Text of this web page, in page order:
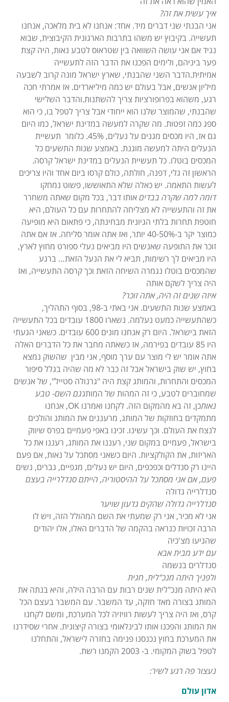
איך עשית את זה?
אני הבנתי שני דברים מיד. אחד: אנחנו לא בית מלאכה, אנחנו
תעשייה. בקיבוץ יש משהו בתרבות הארגונית הקיבוצית, שבוא
נגיד אם אני עושה השוואה בין שטראוס לטבע נאות, היה קצת
פער ביניהם, ולימים הפכנו את הדבר הזה לתעשייה
אמיתית.הדבר השני שהבנתי, שארץ ישראל מונה קרוב לשבעה
מיליון אנשים, אבל בעולם יש כמה מיליארדים. אז אמרתי חכה
רגע, משהוא בפרופורציות צריך להשתנות.והדבר השלישי
שהבנתי, שהמוצר שלנו הוא ייחודי אבל צריך לטפל בו, כי הוא
ספג כמה זפטות. מה שקרה למעשה במדינת ישראל, כמו היום
גם אז, היו מכסים מגנים על נעלים, 45%. כלומר תעשיית
הנעלים היתה למעשה מוגנת. באמצע שנות התשעים כל
המכסים בוטלו. כל תעשיית הנעלים במדינת ישראל קרסה.
הראשון זה גלי, דפנה, חולתה, כולם קרסו ביום אחד והיו צריכים
לעשות התאמה. יש כאלה שלא התאוששו, פשוט נמחקו
דומה למה שקרה בבדים אותו דבר, בכל מקום שאתה משחרר
את זה והתעשייה לא מצליחה להתחרות עם כל העולם, היא
חוטפת תחרות בלתי הגיונית מבחינתה, כי פתאום היא מופיעה
כמוצר יקר ב-40-50% יותר, ואז אתה אומר סליחה. אז אם אתה
זוכר את התופעה שאנשים היו מביאים נעלי ספורט מחוץ לארץ,
היו מביאים לך רשימות, תביא לי את הנעל הזאת… ברגע
שהמכסים בוטלו נגמרה השיחה הזאת וכך קרסה התעשייה, ואז
היה צריך לשקם אותה
איזה שנים זה היה, אתה זוכר?
באמצע שנות התשעים. אני באתי ב-98, בסוף התהליך,
כשהתעשייה כמעט נעלמה. נשארו 1800 עובדים בכל התעשייה
הזאת בישראל. היום רק אנחנו מונים 600 עובדים. כשאני הגעתי
היו 85 עובדים בפירמה, אז כשאתה מחבר את כל הדברים האלה
אתה אומר יש לי מוצר עם ערך מוסף, אני מבין שהשוק נמצא
בחוץ, יש שוק בישראל אבל זה כבר לא מה שהיה בגלל סיפור
המכסים והתחרות, והמותג קצת היה "גרנולה סטייל", של אנשים
שמחוברים לטבע, כי זה המהות של המותגגם השם- טבע
נאות
כן, זה בא מהמקום הזה. לקחנו ואמרנו OK, אנחנו
מתמקדים בחוזקות של המותג, מרעננים את המותג והולכים
לנצח את העולם. וכך עשינו. זכינו באפי פעמיים בפרס שיווק
בישראל, פעמיים במקום שני, רעננו את המותג, רעננו את כל
האריזות, את הקולקציות. היום כשאני מסתכל על נאות, אם פעם
היינו רק סנדלים וכפכפים, היום יש נעלים, מגפיים, גברים, נשים
פעם, אם אני מסתכל על ההיסטוריה, הייתם סנדלרייה בעצם
סנדלרייה גדולה
סנדלרייה גדולה שהקים גדעון שויער
אני לא מכיר, אני רק שמעתי את השם המהולל הזה, ויש לו
הרבה זכויות כנראה בהקמה של הדברים האלו, אלו יהודים
שהגיעו מצ'כיה
עם ידע מבית אבא
סנדלרים בנשמה
ולפניך היתה מנכ"לית, חגית
היא היתה מנכ"לית שנים רבות עם הרבה הילה, והיא בנתה את
המותג בצורה מאד חזקה, עד המשבר. עם המשבר בעצם הכל
קרס, ואז היה צריך לעשות רוויזיה לכל המערכת, ומשם לקחנו
את המותג והפכנו אותו לבינלאומי בצורה קיצונית. אחרי שסידרנו
את המערכת בחוץ נכנסנו פנימה בחזרה לישראל, והתחלנו
לטפל בשוק המקומי. ב- 2003 הקמנו רשת.
נעצור פה רגע לשיר:
אדון עולם